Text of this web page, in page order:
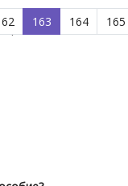
163 из 312
163 164 165